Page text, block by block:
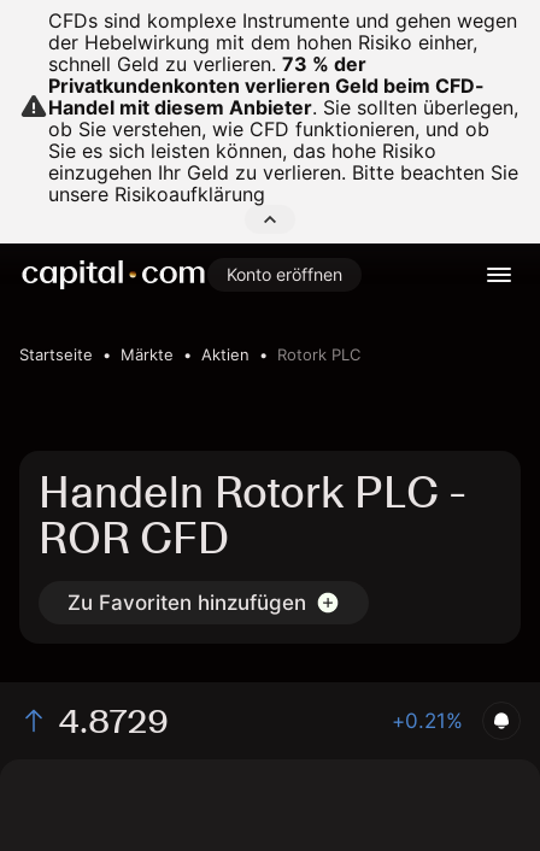
CFDs sind komplexe Instrumente und gehen wegen
der Hebelwirkung mit dem hohen Risiko einher,
schnell Geld zu verlieren. 73 % der
Privatkundenkonten verlieren Geld beim CFD-
Handel mit diesem Anbieter. Sie sollten überlegen,
ob Sie verstehen, wie CFD funktionieren, und ob
Sie es sich leisten können, das hohe Risiko
einzugehen Ihr Geld zu verlieren. Bitte beachten Sie
unsere Risikoaufklärung
Konto eröffnen
Startseite Märkte Aktien Rotork PLC
Handeln Rotork PLC -
ROR CFD
Zu Favoriten hinzufügen
4.8729 +0.21%